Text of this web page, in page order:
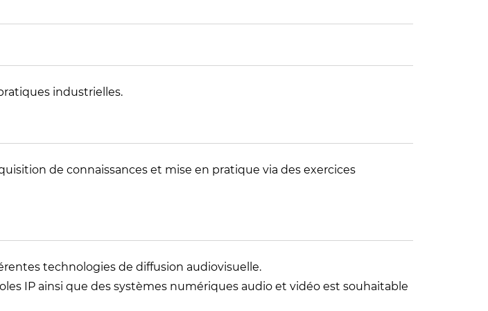
industrielles.
de connaissances et mise en pratique via des exercices
technologies de diffusion audiovisuelle.
IP ainsi que des systèmes numériques audio et vidéo est souhaitable